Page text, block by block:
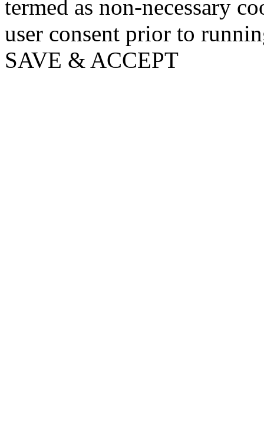
termed as non-necessary
user consent prior to
SAVE & ACCEPT